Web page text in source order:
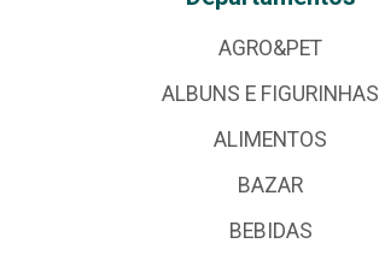
AGRO&PET
ALBUNS E FIGURINHAS
ALIMENTOS
BAZAR
BEBIDAS